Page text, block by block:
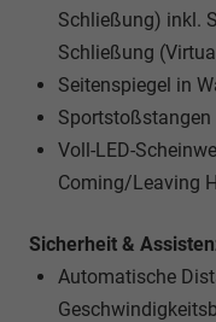
Schließung) inkl.
Schließung
Seitenspiegel in
Sportstoßstangen
Voll-LED-
Coming/Leaving
Sicherheit &
Automatische